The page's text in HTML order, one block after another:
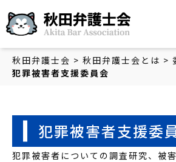
秋田弁護士
秋田弁護士会 > 秋田弁護士会とは >
犯罪被害者支援委員会
犯罪被害者支援委
犯罪被害者についての調査研究、被